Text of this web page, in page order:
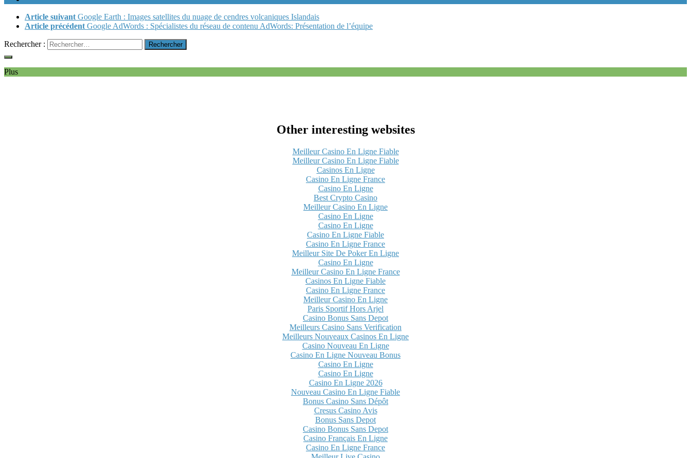
Article suivant Google Earth : Images satellites du nuage de cendres volcaniques Islandais
Article précédent Google AdWords : Spécialistes du réseau de contenu AdWords: Présentation de l’équipe
Rechercher :
Plus
Other interesting websites
Meilleur Casino En Ligne Fiable
Meilleur Casino En Ligne Fiable
Casinos En Ligne
Casino En Ligne France
Casino En Ligne
Best Crypto Casino
Meilleur Casino En Ligne
Casino En Ligne
Casino En Ligne
Casino En Ligne Fiable
Casino En Ligne France
Meilleur Site De Poker En Ligne
Casino En Ligne
Meilleur Casino En Ligne France
Casinos En Ligne Fiable
Casino En Ligne France
Meilleur Casino En Ligne
Paris Sportif Hors Arjel
Casino Bonus Sans Depot
Meilleurs Casino Sans Verification
Meilleurs Nouveaux Casinos En Ligne
Casino Nouveau En Ligne
Casino En Ligne Nouveau Bonus
Casino En Ligne
Casino En Ligne
Casino En Ligne 2026
Nouveau Casino En Ligne Fiable
Bonus Casino Sans Dépôt
Cresus Casino Avis
Bonus Sans Depot
Casino Bonus Sans Depot
Casino Français En Ligne
Casino En Ligne France